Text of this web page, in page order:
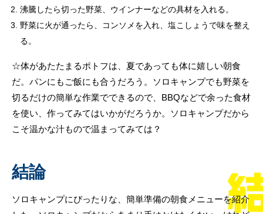
沸騰したら切った野菜、ウインナーなどの具材を入れる。
野菜に火が通ったら、コンソメを入れ、塩こしょうで味を整え
る。
☆体があたたまるポトフは、夏であっても体に嬉しい朝食
だ。パンにもご飯にも合うだろう。ソロキャンプでも野菜を
切るだけの簡単な作業でできるので、BBQなどで余った食材
を使い、作ってみてはいかがだろうか。ソロキャンプだから
こそ温かな汁もので温まってみては？
結論
ソロキャンプにぴったりな、簡単準備の朝食メニューを紹介